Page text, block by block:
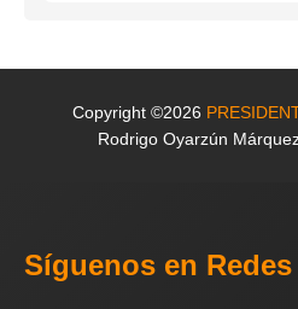
Copyright ©2026
Rodrigo Oyarzún
Síguenos en